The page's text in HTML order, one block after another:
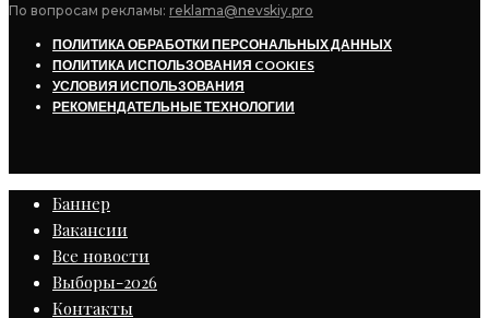
По вопросам рекламы: reklama@nevskiy.pro
ПОЛИТИКА ОБРАБОТКИ ПЕРСОНАЛЬНЫХ ДАННЫХ
ПОЛИТИКА ИСПОЛЬЗОВАНИЯ COOKIES
УСЛОВИЯ ИСПОЛЬЗОВАНИЯ
РЕКОМЕНДАТЕЛЬНЫЕ ТЕХНОЛОГИИ
Баннер
Вакансии
Все новости
Выборы-2026
Контакты